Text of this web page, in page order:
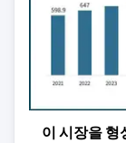
이 시장을 형